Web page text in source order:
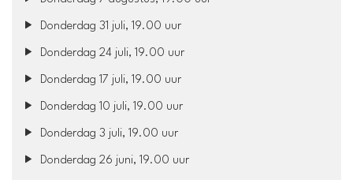
Donderdag 31 juli, 19.00 uur
Donderdag 24 juli, 19.00 uur
Donderdag 17 juli, 19.00 uur
Donderdag 10 juli, 19.00 uur
Donderdag 3 juli, 19.00 uur
Donderdag 26 juni, 19.00 uur